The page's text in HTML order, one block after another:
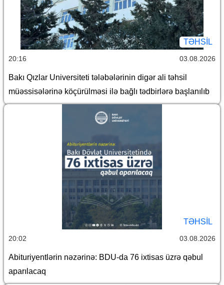
TƏHSIL
20:16 03.08.2026
Bakı Qızlar Universiteti tələbələrinin digər ali təhsil
müəssisələrinə köçürülməsi ilə bağlı tədbirlərə başlanılıb
TƏHSIL
20:02 03.08.2026
Abituriyentlərin nəzərinə: BDU-da 76 ixtisas üzrə qəbul
aparılacaq